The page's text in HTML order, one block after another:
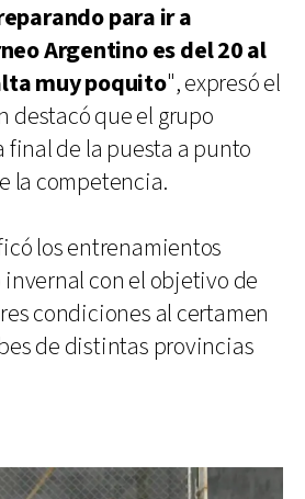
para ir a
Argentino es del 20 al
muy poquito", expresó el
destacó que el grupo
final de la puesta a punto
la competencia.
los entrenamientos
con el objetivo de
condiciones al certamen
de distintas provincias